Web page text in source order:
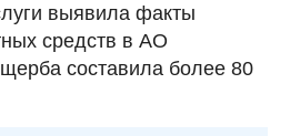
выявила факты
средств в АО
составила более 80